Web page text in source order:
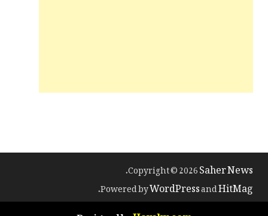
Copyright © 2026Saher News
.
Powered byWordPressandHitMag
.